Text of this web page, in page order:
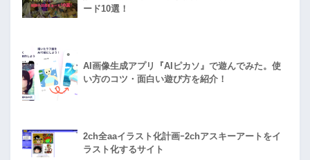
ード10選！
AI画像生成アプリ『AIピカソ』で遊んでみた。使
い方のコツ・面白い遊び方を紹介！
2ch全aaイラスト化計画ｰ2chアスキーアートをイ
ラスト化するサイト